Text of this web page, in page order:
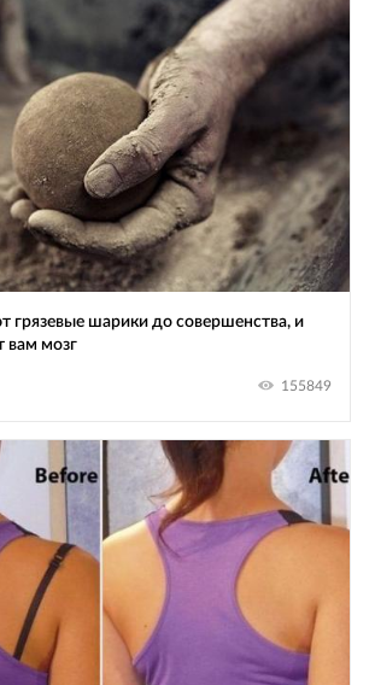
грязевые шарики до совершенства, и
вам мозг
155849